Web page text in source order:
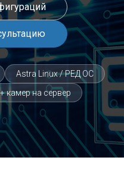
Astra Linux / РЕД ОС
камер на сервер